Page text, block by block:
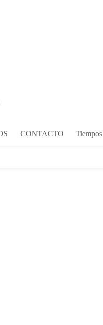
CONTACTO Tiempos